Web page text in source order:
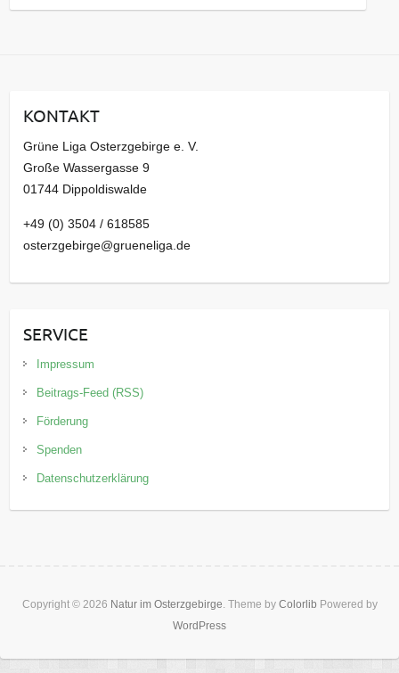
a
v
KONTAKT
Grüne Liga Osterzgebirge e. V.
Große Wassergasse 9
01744 Dippoldiswalde
+49 (0) 3504 / 618585
osterzgebirge@grueneliga.de
SERVICE
Impressum
Beitrags-Feed (RSS)
Förderung
Spenden
Datenschutzerklärung
Copyright © 2026 Natur im Osterzgebirge. Theme by Colorlib Powered by
WordPress